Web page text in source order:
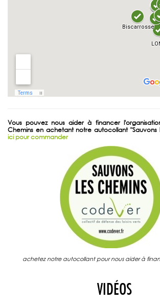
Vous pouvez nous aider à financer
Chemins en achetant notre autocollant "Sauvons
ici pour commander
achetez notre autocollant pour nous aider à
VIDÉOS